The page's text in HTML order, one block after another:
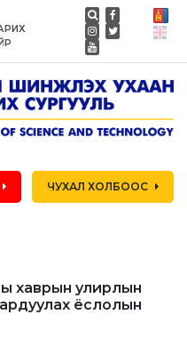
ЧУХАЛ ХОЛБООС
хаврын улирлын
ёслолын